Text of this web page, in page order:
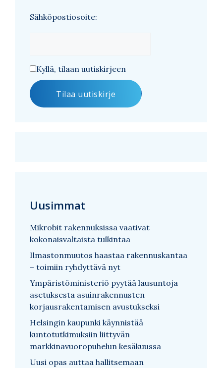
Sähköpostiosoite:
Kyllä, tilaan uutiskirjeen
Uusimmat
Mikrobit rakennuksissa vaativat
kokonaisvaltaista tulkintaa
Ilmastonmuutos haastaa rakennuskantaa
– toimiin ryhdyttävä nyt
Ympäristöministeriö pyytää lausuntoja
asetuksesta asuinrakennusten
korjausrakentamisen avustukseksi
Helsingin kaupunki käynnistää
kuntotutkimuksiin liittyvän
markkinavuoropuhelun kesäkuussa
Uusi opas auttaa hallitsemaan